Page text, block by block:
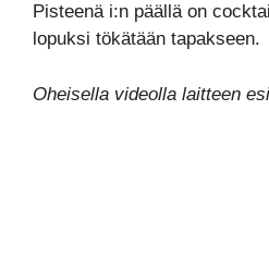
Pisteenä i:n päällä on
lopuksi tökätään tapakseen.
Oheisella videolla laitteen